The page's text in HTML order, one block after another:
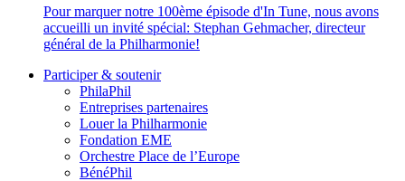
Pour marquer notre 100ème épisode d'In Tune, nous avons
accueilli un invité spécial: Stephan Gehmacher, directeur
général de la Philharmonie!
Participer & soutenir
PhilaPhil
Entreprises partenaires
Louer la Philharmonie
Fondation EME
Orchestre Place de l’Europe
BénéPhil